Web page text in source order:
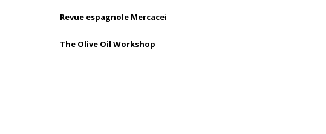
Revue espagnole Mercacei
The Olive Oil Workshop